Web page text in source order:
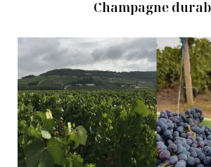
Champagne